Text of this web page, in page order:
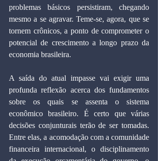
problemas básicos persistiram, chegando
mesmo a se agravar. Teme-se, agora, que se
tornem crônicos, a ponto de comprometer o
potencial de crescimento a longo prazo da
economia brasileira.
A saída do atual impasse vai exigir uma
profunda reflexão acerca dos fundamentos
sobre os quais se assenta o sistema
econômico brasileiro. É certo que várias
decisões conjunturais terão de ser tomadas.
Entre elas, a acomodação com a comunidade
financeira internacional, o disciplinamento